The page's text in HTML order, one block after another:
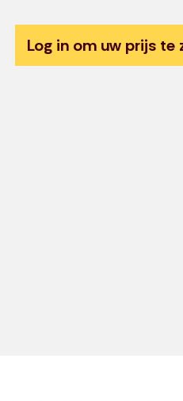
Log in om uw prijs te